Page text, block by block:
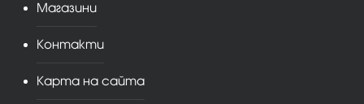
Магазини
Контакти
Карта на сайта